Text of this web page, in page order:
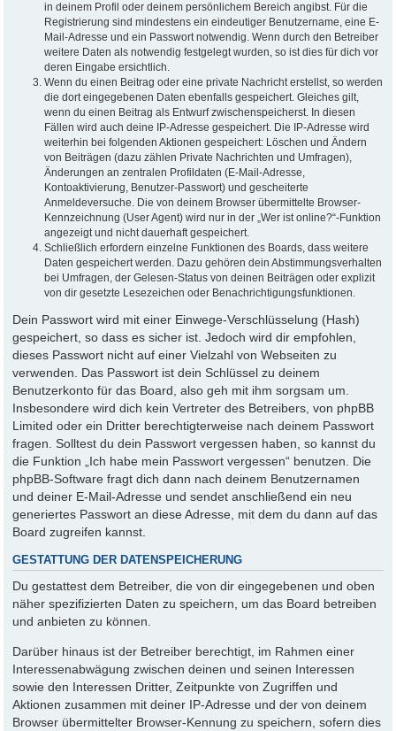
in deinem Profil oder deinem persönlichem Bereich angibst. Für die
Registrierung sind mindestens ein eindeutiger Benutzername, eine E-
Mail-Adresse und ein Passwort notwendig. Wenn durch den Betreiber
weitere Daten als notwendig festgelegt wurden, so ist dies für dich vor
deren Eingabe ersichtlich.
Wenn du einen Beitrag oder eine private Nachricht erstellst, so werden
die dort eingegebenen Daten ebenfalls gespeichert. Gleiches gilt,
wenn du einen Beitrag als Entwurf zwischenspeicherst. In diesen
Fällen wird auch deine IP-Adresse gespeichert. Die IP-Adresse wird
weiterhin bei folgenden Aktionen gespeichert: Löschen und Ändern
von Beiträgen (dazu zählen Private Nachrichten und Umfragen),
Änderungen an zentralen Profildaten (E-Mail-Adresse,
Kontoaktivierung, Benutzer-Passwort) und gescheiterte
Anmeldeversuche. Die von deinem Browser übermittelte Browser-
Kennzeichnung (User Agent) wird nur in der „Wer ist online?“-Funktion
angezeigt und nicht dauerhaft gespeichert.
Schließlich erfordern einzelne Funktionen des Boards, dass weitere
Daten gespeichert werden. Dazu gehören dein Abstimmungsverhalten
bei Umfragen, der Gelesen-Status von deinen Beiträgen oder explizit
von dir gesetzte Lesezeichen oder Benachrichtigungsfunktionen.
Dein Passwort wird mit einer Einwege-Verschlüsselung (Hash)
gespeichert, so dass es sicher ist. Jedoch wird dir empfohlen,
dieses Passwort nicht auf einer Vielzahl von Webseiten zu
verwenden. Das Passwort ist dein Schlüssel zu deinem
Benutzerkonto für das Board, also geh mit ihm sorgsam um.
Insbesondere wird dich kein Vertreter des Betreibers, von phpBB
Limited oder ein Dritter berechtigterweise nach deinem Passwort
fragen. Solltest du dein Passwort vergessen haben, so kannst du
die Funktion „Ich habe mein Passwort vergessen“ benutzen. Die
phpBB-Software fragt dich dann nach deinem Benutzernamen
und deiner E-Mail-Adresse und sendet anschließend ein neu
generiertes Passwort an diese Adresse, mit dem du dann auf das
Board zugreifen kannst.
GESTATTUNG DER DATENSPEICHERUNG
Du gestattest dem Betreiber, die von dir eingegebenen und oben
näher spezifizierten Daten zu speichern, um das Board betreiben
und anbieten zu können.
Darüber hinaus ist der Betreiber berechtigt, im Rahmen einer
Interessenabwägung zwischen deinen und seinen Interessen
sowie den Interessen Dritter, Zeitpunkte von Zugriffen und
Aktionen zusammen mit deiner IP-Adresse und der von deinem
Browser übermittelter Browser-Kennung zu speichern, sofern dies